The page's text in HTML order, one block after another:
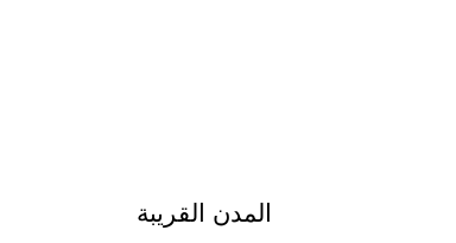
المدن القريبة